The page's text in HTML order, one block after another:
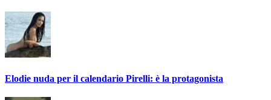
Elodie nuda per il calendario Pirelli: è la protagonista